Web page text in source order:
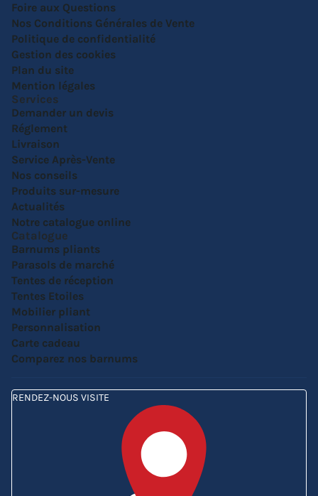
Foire aux Questions
Nos Conditions Générales de Vente
Politique de confidentialité
Gestion des cookies
Plan du site
Mention légales
Services
Demander un devis
Réglement
Livraison
Service Après-Vente
Nos conseils
Produits sur-mesure
Actualités
Notre catalogue online
Catalogue
Barnums pliants
Parasols de marché
Tentes de réception
Tentes Etoiles
Mobilier pliant
Personnalisation
Carte cadeau
Comparez nos barnums
RENDEZ-NOUS VISITE